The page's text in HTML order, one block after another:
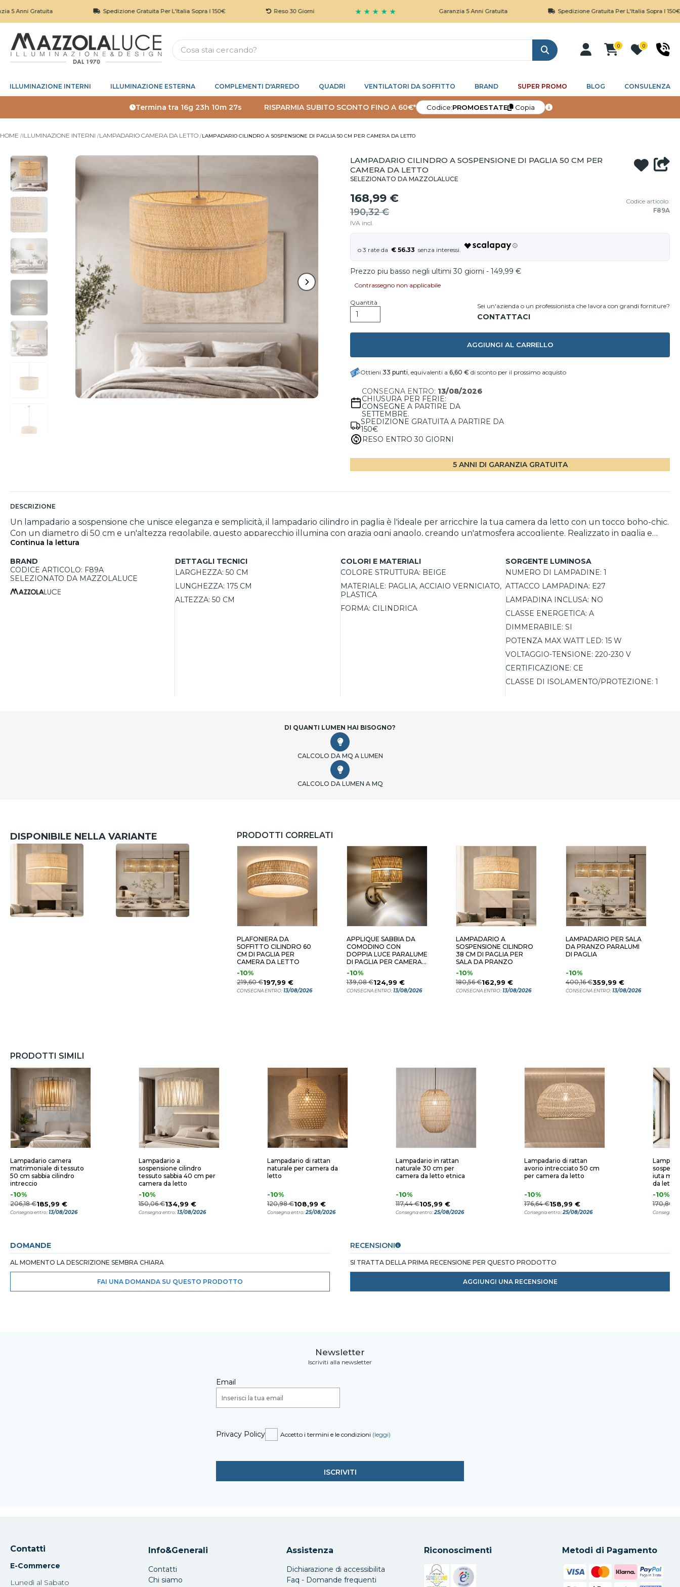
Gratuita Spedizione Gratuita Per L'Italia Sopra I 150€ Reso 30 Giorni ★ ★ ★ ★ ★ Garanzia 5 Anni Gratuita Spedizione Gratuita Per L'Italia Sopra I 150€
Cerca
0 0
ILLUMINAZIONE INTERNI ILLUMINAZIONE ESTERNA COMPLEMENTI D'ARREDO QUADRI VENTILATORI DA SOFFITTO BRAND SUPER PROMO BLOG CONSULENZA
Termina tra 16g 23h 10m 26s RISPARMIA SUBITO SCONTO FINO A 60€* Codice:PROMOESTATE Copia
HOME ILLUMINAZIONE INTERNI LAMPADARIO CAMERA DA LETTO LAMPADARIO CILINDRO A SOSPENSIONE DI PAGLIA 50 CM PER CAMERA DA LETTO
LAMPADARIO CILINDRO A SOSPENSIONE DI PAGLIA 50 CM PER
CAMERA DA LETTO
SELEZIONATO DA MAZZOLALUCE
168,99 €
190,32 €
IVA incl.
Codice articolo:
F89A
€ 56.33
Prezzo piu basso negli ultimi 30 giorni - 149,99 €
Contrassegno non applicabile
Quantità Sei un'azienda o un professionista che lavora con grandi forniture?
AGGIUNGI AL CARRELLO
Ottieni 33 punti, equivalenti a 6,60 € di sconto per il prossimo acquisto
CONSEGNA ENTRO: 13/08/2026
CHIUSURA PER FERIE:
CONSEGNE A PARTIRE DA
SETTEMBRE.
SPEDIZIONE GRATUITA A PARTIRE DA
150€
RESO ENTRO 30 GIORNI
5 ANNI DI GARANZIA GRATUITA
DESCRIZIONE
Un lampadario a sospensione che unisce eleganza e semplicità, il lampadario cilindro in paglia è l'ideale per arricchire la tua camera da letto con un tocco boho-chic.
Con un diametro di 50 cm e un'altezza regolabile, questo apparecchio illumina con grazia ogni angolo, creando un'atmosfera accogliente. Realizzato in paglia e
acciaio verniciato, il design è perfetto per ambienti sofisticati e rilassanti, mentre il colore beige della struttura si integra armoniosamente con diverse palette di
arredo. Grazie alla compatibilità con lampadine E27, hai la libertà di scegliere il tipo di illuminazione più adatto al tuo spazio. Dimmabile e versatile, può essere
montato facilmente in qualsiasi punto della stanza.
Continua la lettura
BRAND
CODICE ARTICOLO: F89A
SELEZIONATO DA MAZZOLALUCE
DETTAGLI TECNICI
LARGHEZZA: 50 CM
LUNGHEZZA: 175 CM
ALTEZZA: 50 CM
COLORI E MATERIALI
COLORE STRUTTURA: BEIGE
MATERIALE: PAGLIA, ACCIAIO VERNICIATO,
PLASTICA
FORMA: CILINDRICA
SORGENTE LUMINOSA
NUMERO DI LAMPADINE: 1
ATTACCO LAMPADINA: E27
LAMPADINA INCLUSA: NO
CLASSE ENERGETICA: A
DIMMERABILE: SI
POTENZA MAX WATT LED: 15 W
VOLTAGGIO-TENSIONE: 220-230 V
CERTIFICAZIONE: CE
CLASSE DI ISOLAMENTO/PROTEZIONE: 1
DI QUANTI LUMEN HAI BISOGNO?
CALCOLO DA MQ A LUMEN
CALCOLO DA LUMEN A MQ
DISPONIBILE NELLA VARIANTE PRODOTTI CORRELATI
PLAFONIERA DA
SOFFITTO CILINDRO 60
CM DI PAGLIA PER
CAMERA DA LETTO
-10%
219,60 €197,99 €
CONSEGNA ENTRO:13/08/2026
APPLIQUE SABBIA DA
COMODINO CON
DOPPIA LUCE PARALUME
DI PAGLIA PER CAMERA
DA LETTO
-10%
139,08 €124,99 €
CONSEGNA ENTRO:13/08/2026
LAMPADARIO A
SOSPENSIONE CILINDRO
38 CM DI PAGLIA PER
SALA DA PRANZO
-10%
180,56 €162,99 €
CONSEGNA ENTRO:13/08/2026
LAMPADARIO PER SALA
DA PRANZO PARALUMI
DI PAGLIA
-10%
400,16 €359,99 €
CONSEGNA ENTRO:13/08/2026
PRODOTTI SIMILI
Lampadario camera
matrimoniale di tessuto
50 cm sabbia cilindro
intreccio
-10%
206,18 €185,99 €
Consegna entro:13/08/2026
Lampadario a
sospensione cilindro
tessuto sabbia 40 cm per
camera da letto
-10%
150,06 €134,99 €
Consegna entro:13/08/2026
Lampadario di rattan
naturale per camera da
letto
-10%
120,98 €108,99 €
Consegna entro:25/08/2026
Lampadario in rattan
naturale 30 cm per
camera da letto etnica
-10%
117,44 €105,99 €
Consegna entro:25/08/2026
Lampadario di rattan
avorio intrecciato 50 cm
per camera da letto
-10%
176,64 €158,99 €
Consegna entro:25/08/2026
iuta
da letto
-10%
170,80 €
Consegna
DOMANDE
AL MOMENTO LA DESCRIZIONE SEMBRA CHIARA
FAI UNA DOMANDA SU QUESTO PRODOTTO
RECENSIONI
SI TRATTA DELLA PRIMA RECENSIONE PER QUESTO PRODOTTO
AGGIUNGI UNA RECENSIONE
Newsletter
Iscriviti alla newsletter
Email
Privacy Policy Accetto i termini e le condizioni (leggi)
Contatti
E-Commerce
Lunedì al Sabato
Info&Generali
Contatti
Chi siamo
Assistenza
Dichiarazione di accessibilita
Faq - Domande frequenti
Riconoscimenti Metodi di Pagamento